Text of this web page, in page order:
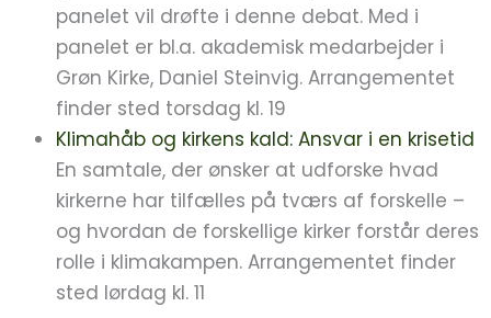
panelet vil drøfte i denne debat. Med i
panelet er bl.a. akademisk medarbejder i
Grøn Kirke, Daniel Steinvig. Arrangementet
finder sted torsdag kl. 19
Klimahåb og kirkens kald: Ansvar i en krisetid
En samtale, der ønsker at udforske hvad
kirkerne har tilfælles på tværs af forskelle –
og hvordan de forskellige kirker forstår deres
rolle i klimakampen. Arrangementet finder
sted lørdag kl. 11